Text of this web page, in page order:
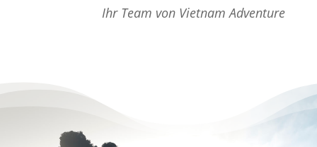
Ihr Team von Vietnam Adventure